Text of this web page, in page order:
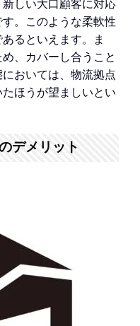
しい大口顧客に対応
。このような柔軟性
るといえます。ま
、カバーし合うこと
おいては、物流拠点
ほうが望ましいとい
デメリット